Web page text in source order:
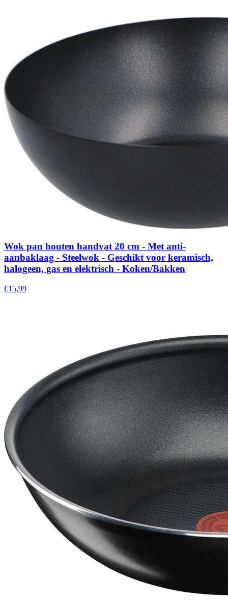
Wok pan houten handvat 20 cm - Met anti-
aanbaklaag - Steelwok - Geschikt voor keramisch,
halogeen, gas en elektrisch - Koken/Bakken
€15,99